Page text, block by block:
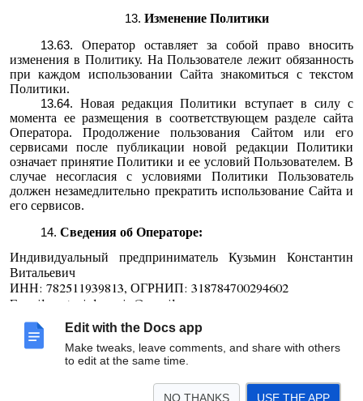
Edit with the Docs app
Make tweaks, leave comments, and share with others
to edit at the same time.
NO THANKS USE THE APP
Изменение Политики
Оператор оставляет за собой право вносить
изменения в Политику. На Пользователе лежит обязанность
при каждом использовании Сайта знакомиться с текстом
Политики.
Новая редакция Политики вступает в силу с
момента ее размещения в соответствующем разделе сайта
Оператора. Продолжение пользования Сайтом или его
сервисами после публикации новой редакции Политики
означает принятие Политики и ее условий Пользователем. В
случае несогласия с условиями Политики Пользователь
должен незамедлительно прекратить использование Сайта и
его сервисов.
Сведения об Операторе:
Индивидуальный предприниматель Кузьмин Константин
Витальевич
ИНН: 782511939813, ОГРНИП: 318784700294602
E-mail:
potaninkuzmin@gmail.com
Телефон (+7) 953 140 55 18